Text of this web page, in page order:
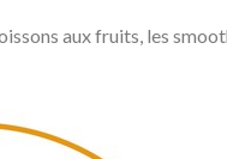
aux fruits, les